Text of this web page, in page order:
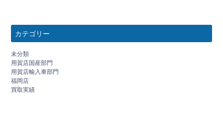
カテゴリー
未分類
用賀店国産部門
用賀店輸入車部門
福岡店
買取実績